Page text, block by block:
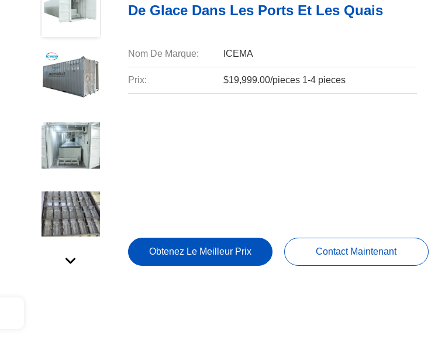
De Glace Dans Les Ports Et Les Quais
Nom De Marque: ICEMA
Prix: $19,999.00/pieces 1-4 pieces
Obtenez Le Meilleur Prix Contact Maintenant